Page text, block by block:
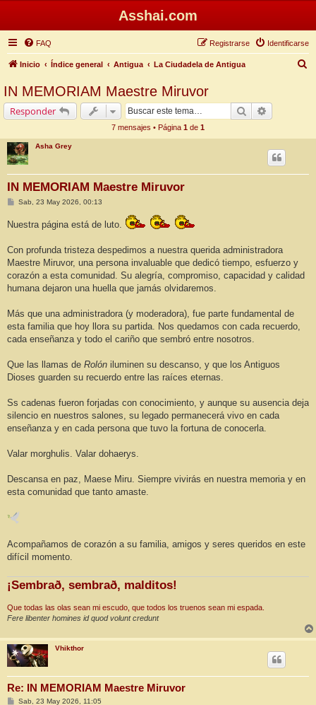
Asshai.com
FAQ Identificarse
Registrarse
Inicio Índice general Antigua La Ciudadela de Antigua
IN MEMORIAM Maestre Miruvor
Responder Buscar
7 mensajes • Página 1 de 1
Asha Grey
IN MEMORIAM Maestre Miruvor
M
s
e
Sab, 23 May 2026, 00:13
Nuestra página está de luto.
Con profunda tristeza despedimos a nuestra querida administradora
Maestre Miruvor, una persona invaluable que dedicó tiempo, esfuerzo y
corazón a esta comunidad. Su alegría, compromiso, capacidad y calidad
humana dejaron una huella que jamás olvidaremos.
Más que una administradora (y moderadora), fue parte fundamental de
esta familia que hoy llora su partida. Nos quedamos con cada recuerdo,
cada enseñanza y todo el cariño que sembró entre nosotros.
Que las llamas de Rolón iluminen su descanso, y que los Antiguos
Dioses guarden su recuerdo entre las raíces eternas.
Ss cadenas fueron forjadas con conocimiento, y aunque su ausencia deja
silencio en nuestros salones, su legado permanecerá vivo en cada
enseñanza y en cada persona que tuvo la fortuna de conocerla.
Valar morghulis. Valar dohaerys.
Descansa en paz, Maese Miru. Siempre vivirás en nuestra memoria y en
esta comunidad que tanto amaste.
Acompañamos de corazón a su familia, amigos y seres queridos en este
difícil momento.
¡Sembrað, sembrað, malditos!
Que todas las olas sean mi escudo, que todos los truenos sean mi espada.
Fere libenter homines id quod volunt credunt
Vhikthor
Re: IN MEMORIAM Maestre Miruvor
MSab, 23 May 2026, 11:05